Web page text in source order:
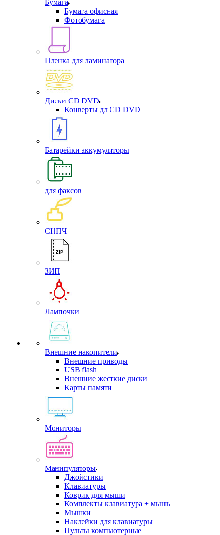
Бумага
Бумага офисная
Фотобумага
Пленка для ламинатора
Диски CD DVD
Конверты дл CD DVD
Батарейки аккумуляторы
для факсов
СНПЧ
ЗИП
Лампочки
Внешние накопители
Внешние приводы
USB flash
Внешние жесткие диски
Карты памяти
Мониторы
Манипуляторы
Джойстики
Клавиатуры
Коврик для мыши
Комплекты клавиатура + мышь
Мышки
Наклейки для клавиатуры
Пульты компьютерные